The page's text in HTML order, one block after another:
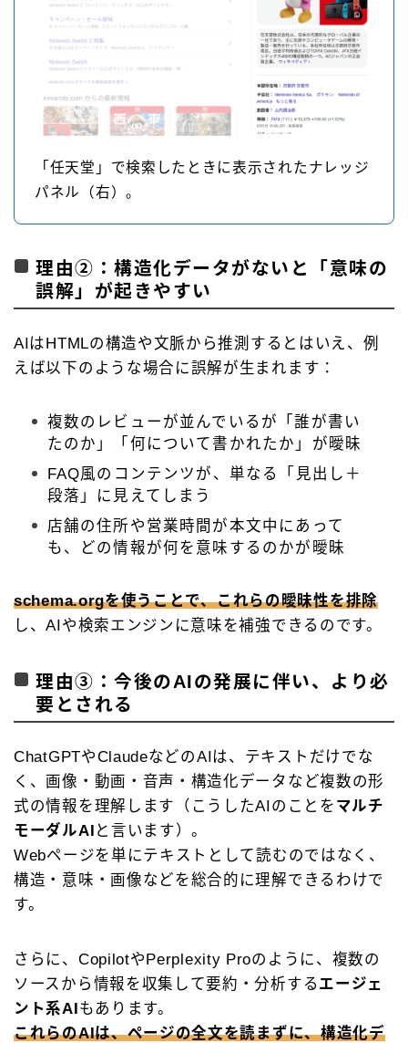
「任天堂」で検索したときに表示されたナレッジ
パネル（右）。
理由②：構造化データがないと「意味の
誤解」が起きやすい
AIはHTMLの構造や文脈から推測するとはいえ、例
えば以下のような場合に誤解が生まれます：
複数のレビューが並んでいるが「誰が書い
たのか」「何について書かれたか」が曖昧
FAQ風のコンテンツが、単なる「見出し＋
段落」に見えてしまう
店舗の住所や営業時間が本文中にあって
も、どの情報が何を意味するのかが曖昧
schema.orgを使うことで、これらの曖昧性を排除
し、AIや検索エンジンに意味を補強できるのです。
理由③：今後のAIの発展に伴い、より必
要とされる
ChatGPTやClaudeなどのAIは、テキストだけでな
く、画像・動画・音声・構造化データなど複数の形
式の情報を理解します（こうしたAIのことを マルチ
モーダルAI と言います）。
Webページを単にテキストとして読むのではなく、
構造・意味・画像などを総合的に理解できるわけで
す。
さらに、CopilotやPerplexity Proのように、複数の
ソースから情報を収集して要約・分析する エージェ
ント系AI もあります。
これらのAIは、ページの全文を読まずに、構造化デ